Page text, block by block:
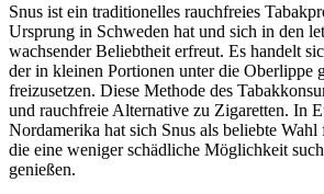
Snus ist ein traditionelles rauchfreies
Ursprung in Schweden hat und sich in den
wachsender Beliebtheit erfreut. Es handelt
der in kleinen Portionen unter die Oberlippe
freizusetzen. Diese Methode des
und rauchfreie Alternative zu Zigaretten. In
Nordamerika hat sich Snus als beliebte
die eine weniger schädliche Möglichkeit
genießen.